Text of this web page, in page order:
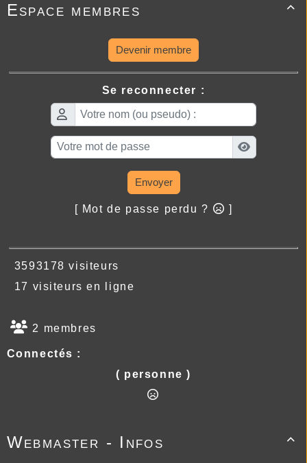

Espace membres
Devenir membre
Se reconnecter :
Envoyer
[ Mot de passe perdu ? ]
3593178 visiteurs
17 visiteurs en ligne
2 membres
Connectés :
( personne )

Webmaster - Infos